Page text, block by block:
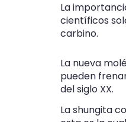
La
científicos
carbino.
La nueva
pueden
del siglo XX.
La shungita